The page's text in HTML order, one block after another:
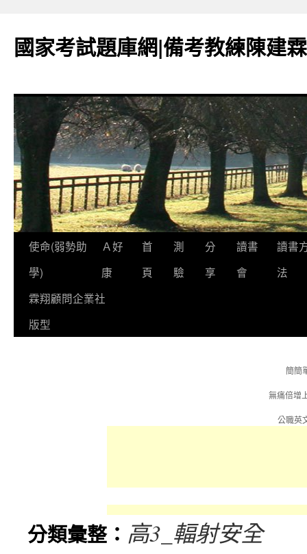
國家考試題庫網|備考教練陳建霖
跳使命(弱勢助
學)
Ａ好
康
首
頁
測
驗
分
享
讀書
會
讀書
法
霖翔顧問企業社
版型
簡簡
無痛倍增
公職英
分類彙整： 高3_輻射安全